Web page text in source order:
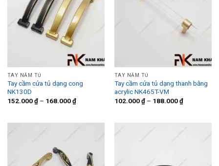
TAY NẮM TỦ
Tay cầm cửa tủ dạng cong
NK130D
152.000₫– 168.000₫
TAY NẮM TỦ
Tay cầm cửa tủ dạng thanh bằng
acrylic NK465T-VM
102.000₫– 188.000₫